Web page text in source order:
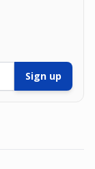
Sign up